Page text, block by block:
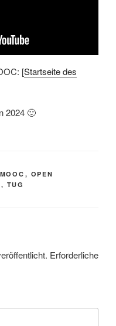
[Startseite des
2024 🙂
MOOC , OPEN
, TUG
Erforderliche